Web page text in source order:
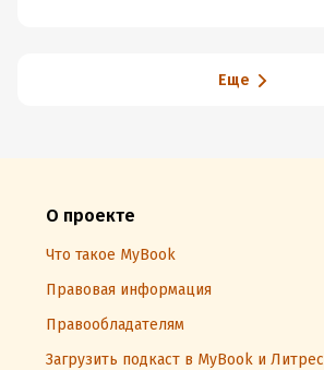
Еще
О проекте
Что такое MyBook
Правовая информация
Правообладателям
Загрузить подкаст в MyBook и Литрес